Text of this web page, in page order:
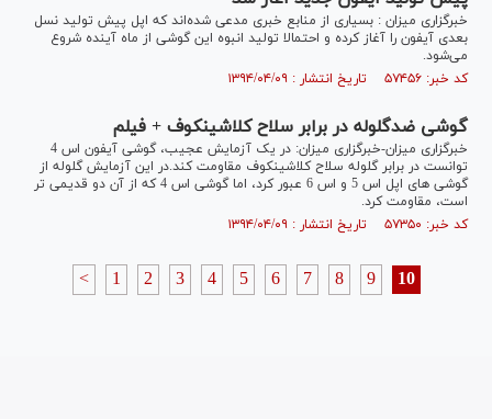
خبرگزاری میزان : بسیاری از منابع خبری مدعی شده‌اند که اپل پیش تولید نسل
بعدی آیفون را آغاز کرده و احتمالا تولید انبوه این گوشی از ماه آینده شروع
می‌شود.
کد خبر: ۵۷۴۵۶ تاریخ انتشار : ۱۳۹۴/۰۴/۰۹
گوشی ضدگلوله در برابر سلاح کلاشینکوف + فیلم
خبرگزاری میزان-خبرگزاری میزان: در یک آزمایش عجیب، گوشی آیفون اس 4
توانست در برابر گلوله سلاح کلاشینکوف مقاومت کند.در این آزمایش گلوله از
گوشی های اپل اس 5 و اس 6 عبور کرد، اما گوشی اس 4 که از آن دو قدیمی تر
است، مقاومت کرد.
کد خبر: ۵۷۳۵۰ تاریخ انتشار : ۱۳۹۴/۰۴/۰۹
< 1 2 3 4 5 6 7 8 9 10